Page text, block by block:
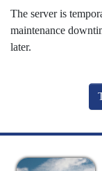
The server is
maintenance
later.